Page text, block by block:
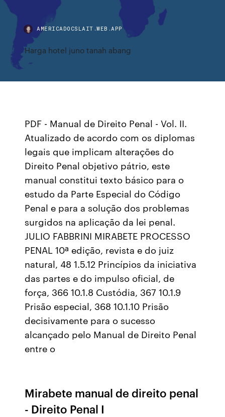
AMERICADOCSLAIT.WEB.APP
Harga hotel juno tanah abang
PDF - Manual de Direito Penal - Vol. II.
Atualizado de acordo com os diplomas
legais que implicam alterações do
Direito Penal objetivo pátrio, este
manual constitui texto básico para o
estudo da Parte Especial do Código
Penal e para a solução dos problemas
surgidos na aplicação da lei penal.
JULIO FABBRINI MIRABETE PROCESSO
PENAL 10ª edição, revista e do juiz
natural, 48 1.5.12 Princípios da iniciativa
das partes e do impulso oficial, de
força, 366 10.1.8 Custódia, 367 10.1.9
Prisão especial, 368 10.1.10 Prisão
decisivamente para o sucesso
alcançado pelo Manual de Direito Penal
entre o
Mirabete manual de direito penal
- Direito Penal I